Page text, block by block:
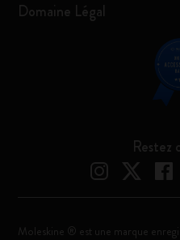
Domaine Légal
Restez
Moleskine ® est une marque